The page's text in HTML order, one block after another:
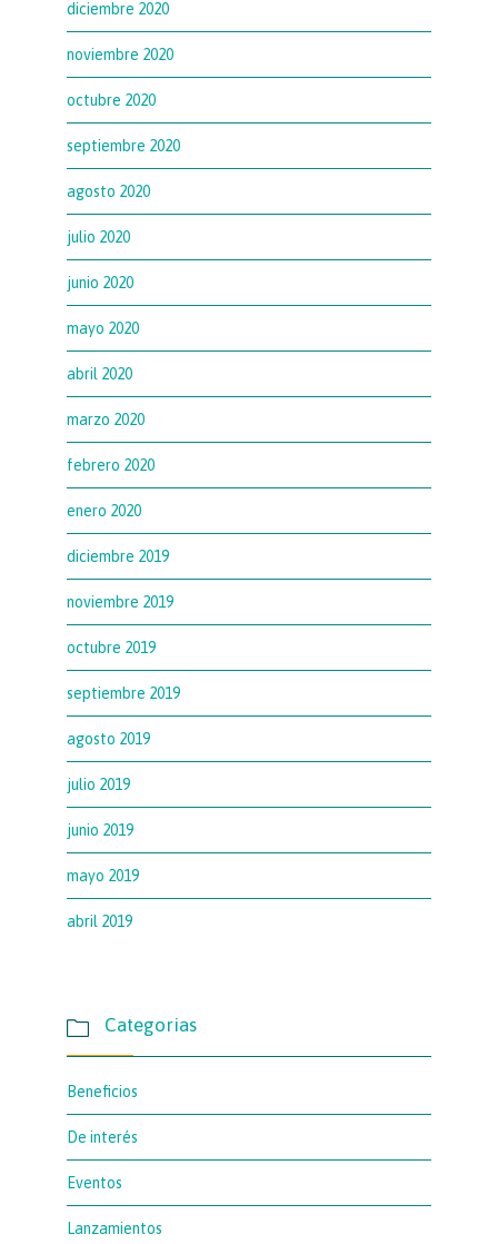
diciembre 2020
noviembre 2020
octubre 2020
septiembre 2020
agosto 2020
julio 2020
junio 2020
mayo 2020
abril 2020
marzo 2020
febrero 2020
enero 2020
diciembre 2019
noviembre 2019
octubre 2019
septiembre 2019
agosto 2019
julio 2019
junio 2019
mayo 2019
abril 2019
 Categorias
Beneficios
De interés
Eventos
Lanzamientos